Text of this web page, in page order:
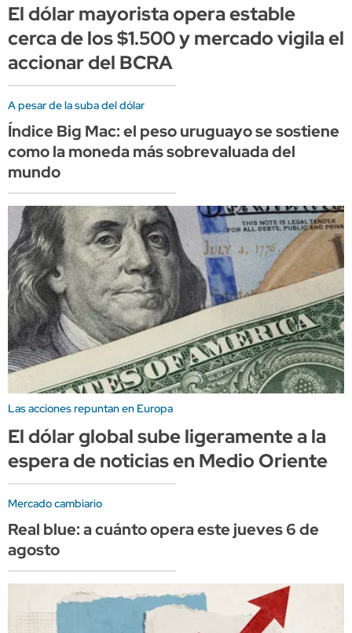
El dólar mayorista opera estable
cerca de los $1.500 y mercado vigila el
accionar del BCRA
A pesar de la suba del dólar
Índice Big Mac: el peso uruguayo se sostiene
como la moneda más sobrevaluada del
mundo
Las acciones repuntan en Europa
El dólar global sube ligeramente a la
espera de noticias en Medio Oriente
Mercado cambiario
Real blue: a cuánto opera este jueves 6 de
agosto